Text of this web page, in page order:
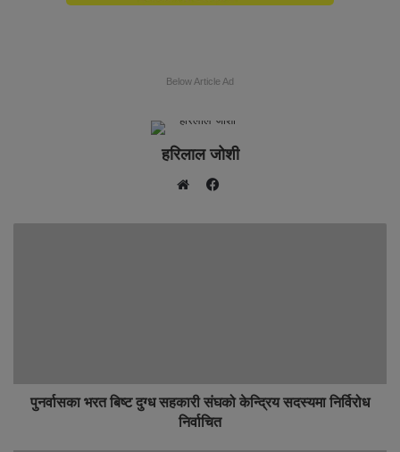
Below Article Ad
हरिलाल जोशी
e
c
पुनर्वासका भरत बिष्ट दुग्ध सहकारी संघको केन्द्रिय सदस्यमा निर्विरोध
निर्वाचित